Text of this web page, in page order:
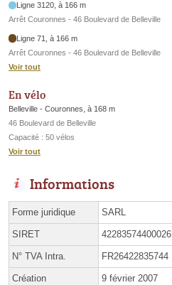
Ligne 3120, à 166 m
Arrêt Couronnes - 46 Boulevard de Belleville
Ligne 71, à 166 m
Arrêt Couronnes - 46 Boulevard de Belleville
Voir tout
En vélo
Belleville - Couronnes, à 168 m
46 Boulevard de Belleville
Capacité : 50 vélos
Voir tout
Informations
Forme juridique SARL
SIRET 42283574400026
N° TVA Intra. FR26422835744
Création 9 février 2007